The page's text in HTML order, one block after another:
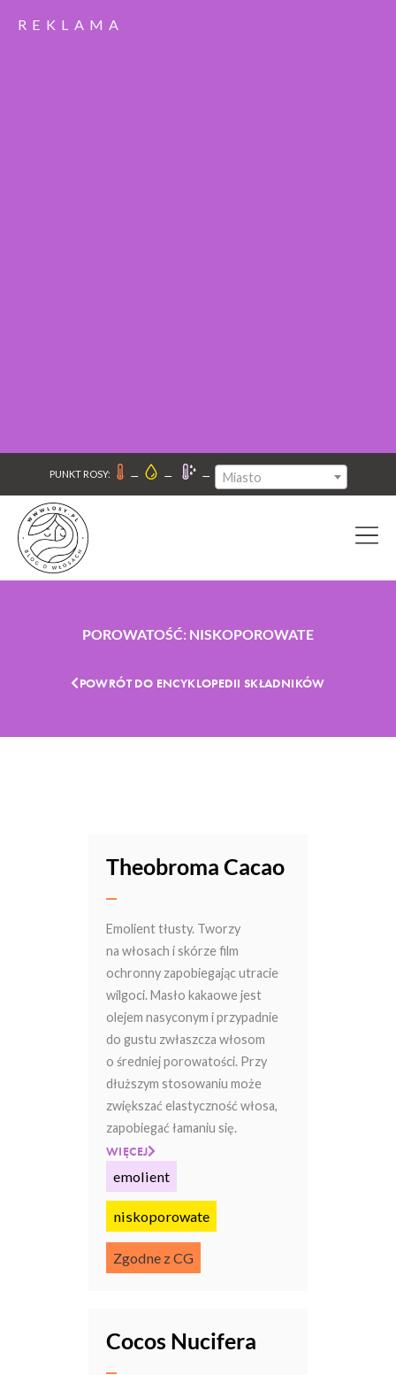
REKLAMA
PUNKT ROSY: – – – Miasto
POROWATOŚĆ: NISKOPOROWATE
POWRÓT DO ENCYKLOPEDII SKŁADNIKÓW
Theobroma Cacao
Emolient tłusty. Tworzy
na włosach i skórze film
ochronny zapobiegając utracie
wilgoci. Masło kakaowe jest
olejem nasyconym i przypadnie
do gustu zwłaszcza włosom
o średniej porowatości. Przy
dłuższym stosowaniu może
zwiększać elastyczność włosa,
zapobiegać łamaniu się.
WIĘCEJ
emolient
niskoporowate
Zgodne z CG
Cocos Nucifera